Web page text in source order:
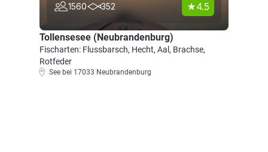
1560 352 4.5
Tollensesee (Neubrandenburg)
Fischarten: Flussbarsch, Hecht, Aal, Brachse,
Rotfeder
See bei 17033 Neubrandenburg